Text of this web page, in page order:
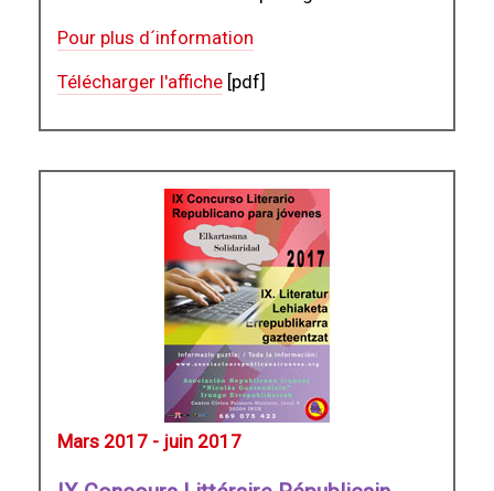
Pour plus d´information
Télécharger l'affiche [pdf]
Mars 2017 - juin 2017